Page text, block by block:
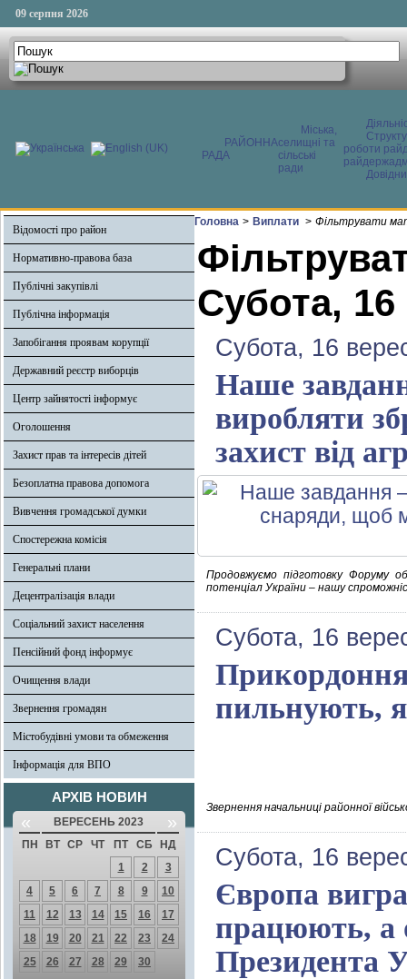
09 серпня 2026
РАЙОННА
РАДА
Міська,
селищні та
сільські
ради
роботи
Відомості про район
Нормативно-правова база
Публічні закупівлі
Публічна інформація
Запобігання проявам корупції
Державний реєстр виборців
Центр зайнятості інформує
Оголошення
Захист прав та інтересів дітей
Безоплатна правова допомога
Вивчення громадської думки
Спостережна комісія
Генеральні плани
Децентралізація влади
Соціальний захист населення
Пенсійний фонд інформує
Очищення влади
Звернення громадян
Містобудівні умови та обмеження
Інформація для ВПО
АРХІВ НОВИН
« ВЕРЕСЕНЬ 2023 »
ПН ВТ СР ЧТ ПТ СБ
НД
1
2
3
4
5 6 7 8 9
10
11
12 13 14 15 16
17
18
19 20 21 22 23
24
25
26 27 28 29 30
Головна > Виплати > Фільтрувати
Субота, 16
Субота, 16
Наше
виробляти
захист від
Продовжуємо підготовку Форуму
потенціал України – нашу
Субота, 16
пильнують,
Звернення начальниці районної
Субота, 16
Європа
працюють, а
Президента